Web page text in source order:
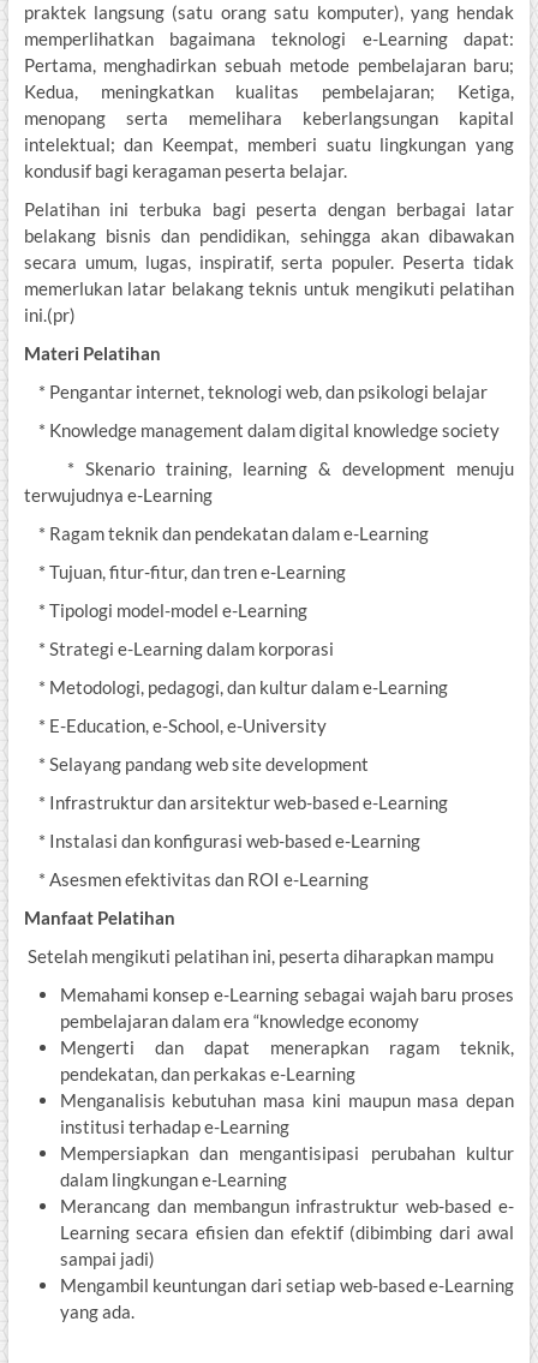
praktek langsung (satu orang satu komputer), yang hendak
memperlihatkan bagaimana teknologi e-Learning dapat:
Pertama, menghadirkan sebuah metode pembelajaran baru;
Kedua, meningkatkan kualitas pembelajaran; Ketiga,
menopang serta memelihara keberlangsungan kapital
intelektual; dan Keempat, memberi suatu lingkungan yang
kondusif bagi keragaman peserta belajar.
Pelatihan ini terbuka bagi peserta dengan berbagai latar
belakang bisnis dan pendidikan, sehingga akan dibawakan
secara umum, lugas, inspiratif, serta populer. Peserta tidak
memerlukan latar belakang teknis untuk mengikuti pelatihan
ini.(pr)
Materi Pelatihan
* Pengantar internet, teknologi web, dan psikologi belajar
* Knowledge management dalam digital knowledge society
* Skenario training, learning & development menuju
terwujudnya e-Learning
* Ragam teknik dan pendekatan dalam e-Learning
* Tujuan, fitur-fitur, dan tren e-Learning
* Tipologi model-model e-Learning
* Strategi e-Learning dalam korporasi
* ­Metodologi, pedagogi, dan kultur dalam e-Learning
* E-Education, e-School, e-University
* Selayang pandang web site development
* Infrastruktur dan arsitektur web-based e-Learning
* Instalasi dan konfigurasi web-based e-Learning
* Asesmen efektivitas dan ROI e-Learning
Manfaat Pelatihan
Setelah mengikuti pelatihan ini, peserta diharapkan mampu
Memahami konsep e-Learning sebagai wajah baru proses
pembelajaran dalam era “knowledge economy
Mengerti dan dapat menerapkan ragam teknik,
pendekatan, dan perkakas e-Learning
Menganalisis kebutuhan masa kini maupun masa depan
institusi terhadap e-Learning
Mempersiapkan dan mengantisipasi perubahan kultur
dalam lingkungan e-Learning
Merancang dan membangun infrastruktur web-based e-
Learning secara efisien dan efektif (dibimbing dari awal
sampai jadi)
Mengambil keuntungan dari setiap web-based e-Learning
yang ada.